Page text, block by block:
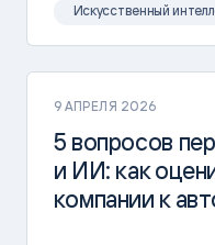
Искусственный
9 АПРЕЛЯ 2026
5 вопросов
и ИИ: как
компании к